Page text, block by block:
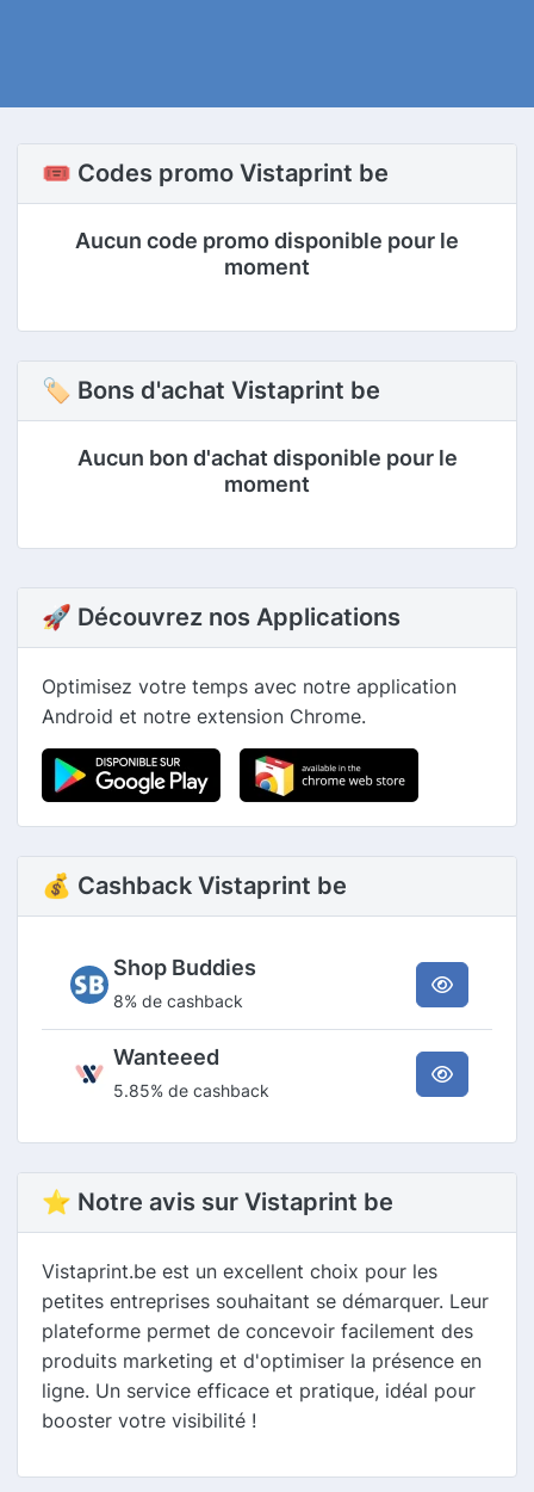
🎟️ Codes promo Vistaprint be
Aucun code promo disponible pour le
moment
🏷 Bons d'achat Vistaprint be
Aucun bon d'achat disponible pour le
moment
🚀 Découvrez nos Applications
Optimisez votre temps avec notre application
Android et notre extension Chrome.
💰 Cashback Vistaprint be
Shop Buddies
8% de cashback
Wanteeed
5.85% de cashback
⭐ Notre avis sur Vistaprint be
Vistaprint.be est un excellent choix pour les
petites entreprises souhaitant se démarquer. Leur
plateforme permet de concevoir facilement des
produits marketing et d'optimiser la présence en
ligne. Un service efficace et pratique, idéal pour
booster votre visibilité !